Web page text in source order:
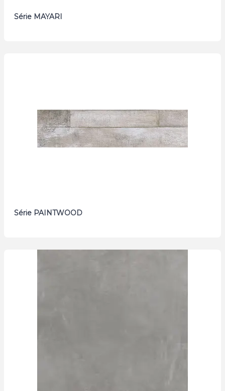
Série MAYARI
Série PAINTWOOD